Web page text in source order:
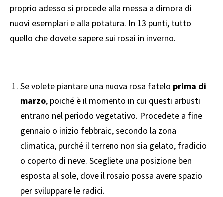
proprio adesso si procede alla messa a dimora di
nuovi esemplari e alla potatura. In 13 punti, tutto
quello che dovete sapere sui rosai in inverno.
Se volete piantare una nuova rosa fatelo prima di
marzo, poiché è il momento in cui questi arbusti
entrano nel periodo vegetativo. Procedete a fine
gennaio o inizio febbraio, secondo la zona
climatica, purché il terreno non sia gelato, fradicio
o coperto di neve. Scegliete una posizione ben
esposta al sole, dove il rosaio possa avere spazio
per sviluppare le radici.